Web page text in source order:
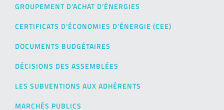
GROUPEMENT D’ACHAT D’ÉNERGIES
CERTIFICATS D’ÉCONOMIES D’ÉNERGIE (CEE)
DOCUMENTS BUDGÉTAIRES
DÉCISIONS DES ASSEMBLÉES
LES SUBVENTIONS AUX ADHÉRENTS
MARCHÉS PUBLICS